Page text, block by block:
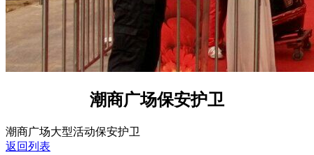
潮商广场保安护卫
潮商广场大型活动保安护卫
返回列表